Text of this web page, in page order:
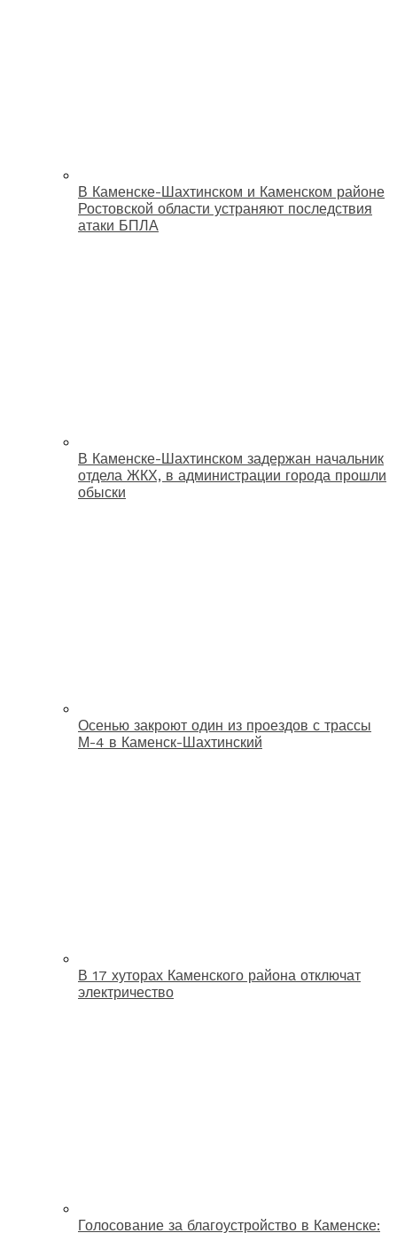
В Каменске-Шахтинском и Каменском районе
Ростовской области устраняют последствия
атаки БПЛА
В Каменске-Шахтинском задержан начальник
отдела ЖКХ, в администрации города прошли
обыски
Осенью закроют один из проездов с трассы
М-4 в Каменск-Шахтинский
В 17 хуторах Каменского района отключат
электричество
Голосование за благоустройство в Каменске: